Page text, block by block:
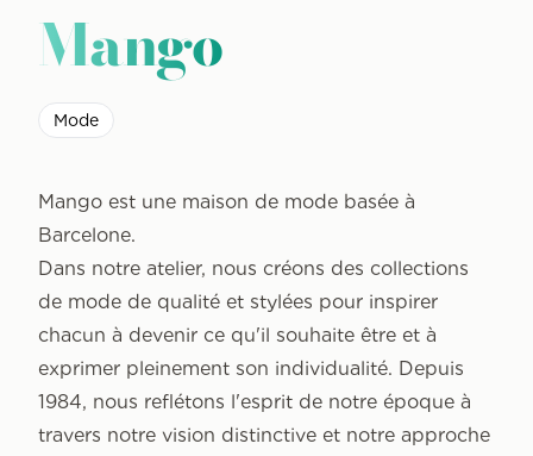
Mango
Mode
Mango est une maison de mode basée à
Barcelone.
Dans notre atelier, nous créons des collections
de mode de qualité et stylées pour inspirer
chacun à devenir ce qu'il souhaite être et à
exprimer pleinement son individualité. Depuis
1984, nous reflétons l'esprit de notre époque à
travers notre vision distinctive et notre approche